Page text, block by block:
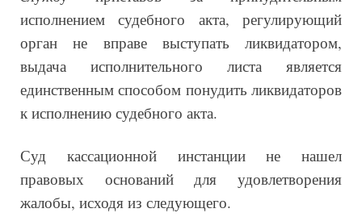
исполнением судебного акта, регулирующий
орган не вправе выступать ликвидатором,
выдача исполнительного листа является
единственным способом понудить ликвидаторов
к исполнению судебного акта.
Суд кассационной инстанции не нашел
правовых оснований для удовлетворения
жалобы, исходя из следующего.